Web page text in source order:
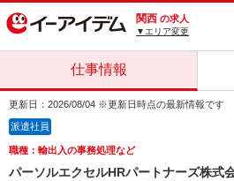
関西 の求人
▼エリア変更
仕事情報
更新日：2026/08/04 ※更新日時点の最新情報です
派遣社員
職種：輸出入の事務処理など
パーソルエクセルHRパートナーズ株式